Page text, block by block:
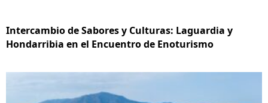
Intercambio de Sabores y Culturas: Laguardia y
Hondarribia en el Encuentro de Enoturismo